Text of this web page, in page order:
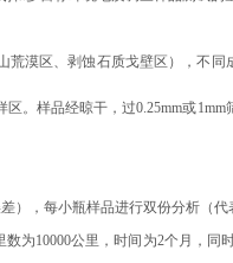
漠区、剥蚀石质戈壁区），不
。样品经晾干，过0.25mm或1mm
），每小瓶样品进行双份分析（
为10000公里，时间为2个月，